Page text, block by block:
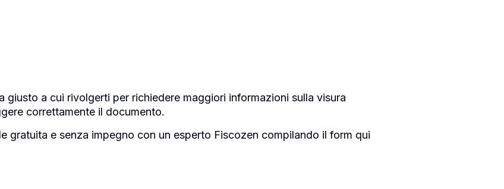
giusto a cui rivolgerti per richiedere maggiori informazioni sulla visura
correttamente il documento.
gratuita e senza impegno con un esperto Fiscozen compilando il form qui